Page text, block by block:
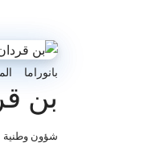
بانوراما
بن
شؤون وطنية